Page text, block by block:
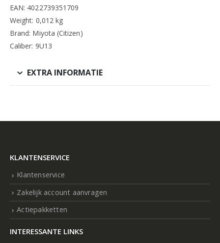
EAN: 4022739351709
Weight: 0,012 kg
Brand: Miyota (Citizen)
Caliber: 9U13
EXTRA INFORMATIE
KLANTENSERVICE
Klantenservice
Zakelijk account aanvragen
Actiepakketten
INTERESSANTE LINKS